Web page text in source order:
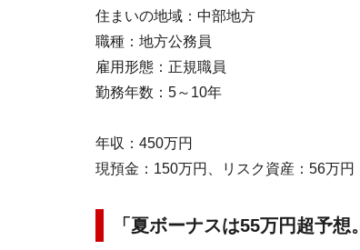
住まいの地域：中部地方
職種：地方公務員
雇用形態：正規職員
勤務年数：5～10年
年収：450万円
現預金：150万円、リスク資産：56万円
「夏ボーナスは55万円超予